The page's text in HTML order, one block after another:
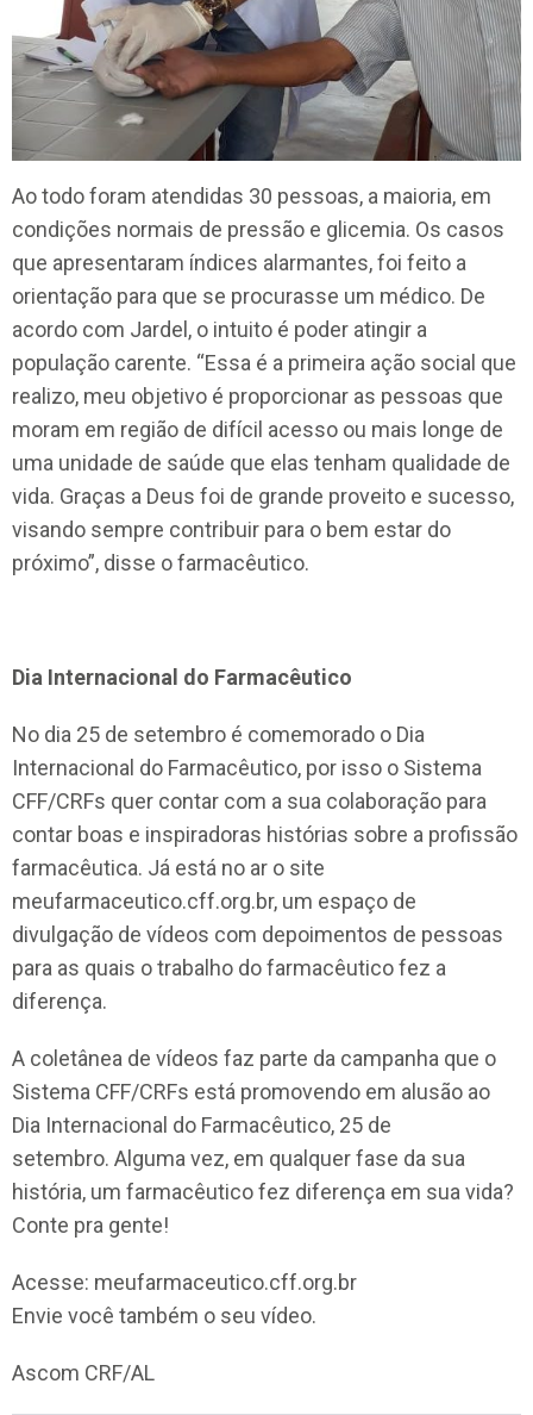
Ao todo foram atendidas 30 pessoas, a maioria, em
condições normais de pressão e glicemia. Os casos
que apresentaram índices alarmantes, foi feito a
orientação para que se procurasse um médico. De
acordo com Jardel, o intuito é poder atingir a
população carente. “Essa é a primeira ação social que
realizo, meu objetivo é proporcionar as pessoas que
moram em região de difícil acesso ou mais longe de
uma unidade de saúde que elas tenham qualidade de
vida. Graças a Deus foi de grande proveito e sucesso,
visando sempre contribuir para o bem estar do
próximo”, disse o farmacêutico.
Dia Internacional do Farmacêutico
No dia 25 de setembro é comemorado o Dia
Internacional do Farmacêutico, por isso o Sistema
CFF/CRFs quer contar com a sua colaboração para
contar boas e inspiradoras histórias sobre a profissão
farmacêutica. Já está no ar o site
meufarmaceutico.cff.org.br, um espaço de
divulgação de vídeos com depoimentos de pessoas
para as quais o trabalho do farmacêutico fez a
diferença.
A coletânea de vídeos faz parte da campanha que o
Sistema CFF/CRFs está promovendo em alusão ao
Dia Internacional do Farmacêutico, 25 de
setembro. Alguma vez, em qualquer fase da sua
história, um farmacêutico fez diferença em sua vida?
Conte pra gente!
Acesse: meufarmaceutico.cff.org.br
Envie você também o seu vídeo.
Ascom CRF/AL